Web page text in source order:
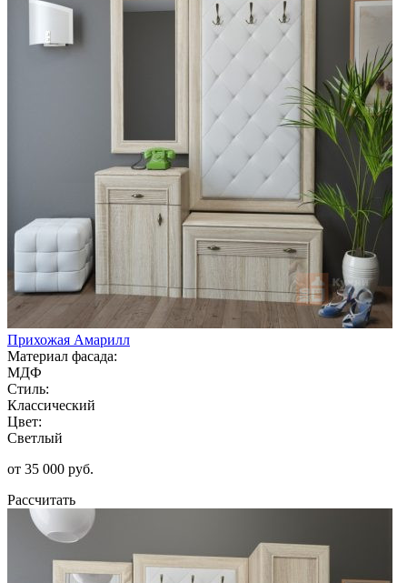
Прихожая Амарилл
Материал фасада:
МДФ
Стиль:
Классический
Цвет:
Светлый
от 35 000 руб.
Рассчитать